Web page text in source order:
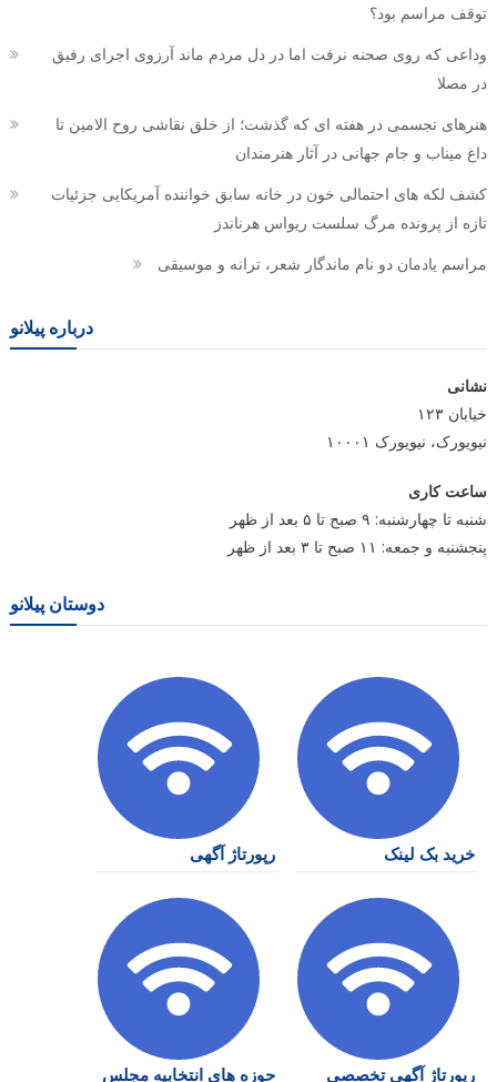
توقف مراسم بود؟
وداعی که روی صحنه نرفت اما در دل مردم ماند آرزوی اجرای رفیق
در مصلا
هنرهای تجسمی در هفته ای که گذشت؛ از خلق نقاشی روح الامین تا
داغ میناب و جام جهانی در آثار هنرمندان
کشف لکه های احتمالی خون در خانه سابق خواننده آمریکایی جزئیات
تازه از پرونده مرگ سلست ریواس هرناندز
مراسم یادمان دو نام ماندگار شعر، ترانه و موسیقی
درباره پیلانو
نشانی
خیابان ۱۲۳
نیویورک، نیویورک ۱۰۰۰۱
ساعت کاری
شنبه تا چهارشنبه: ۹ صبح تا ۵ بعد از ظهر
پنجشنبه و جمعه: ۱۱ صبح تا ۳ بعد از ظهر
دوستان پیلانو
خرید بک لینک رپورتاژ آگهی
رپورتاژ آگهی تخصصی حوزه های انتخابیه مجلس